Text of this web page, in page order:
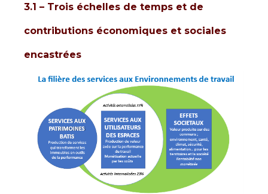
3.1 – Trois échelles de temps et de
contributions économiques et sociales
encastrées